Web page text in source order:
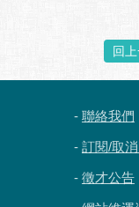
回
- 聯絡我們
- 訂閱/取
- 徵才公告